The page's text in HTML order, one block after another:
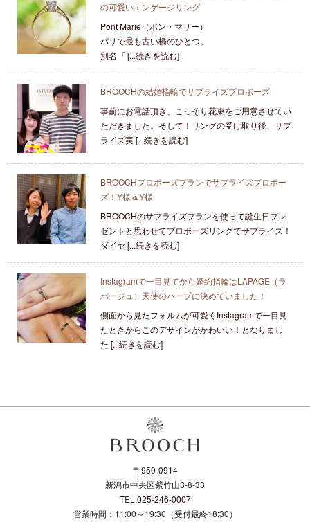
の可愛いエンゲージリング
Pont Marie（ポン・マリー）
パリで最も古い橋のひとつ。
別名『 [...続きを読む]
BROOCHの結婚指輪でサプライズプロポーズ
事前にお電話頂き、こっそり花束をご用意させてい
ただきました。そして！リングの受け取り後、サプ
ライズ実 [...続きを読む]
BROOCHプロポーズプランでサプライズプロポー
ズ！Y様＆Y様
BROOCHのサプライズプランを使って誕生日プレ
ゼントと思わせてプロポーズリングでサプライズ！
ダイヤ [...続きを読む]
Instagramで一目見てから婚約指輪はLAPAGE（ラ
パージュ）天使のハープに決めていました！
側面から見たフォルムが可愛くInstagramで一目見
たときからこのデザインがかわいい！となりまし
た [...続きを読む]
〒950-0914
新潟市中央区紫竹山3-8-33
TEL.025-246-0007
営業時間：11:00～19:30（受付最終18:30）